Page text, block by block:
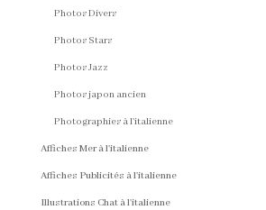
Photos Divers
Photos Stars
Photos Jazz
Photos japon ancien
Photographies à l'italienne
Affiches Mer à l'italienne
Affiches Publicités à l'italienne
Illustrations Chat à l'italienne